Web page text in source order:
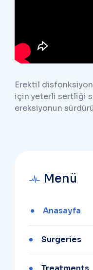
Erektil
için yeterli sertliği
ereksiyonun
Menü
Anasayfa
Surgeries